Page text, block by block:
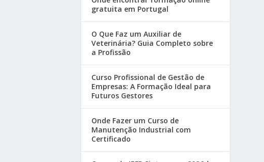
gratuita em Portugal
O Que Faz um Auxiliar de
Veterinária? Guia Completo sobre
a Profissão
Curso Profissional de Gestão de
Empresas: A Formação Ideal para
Futuros Gestores
Onde Fazer um Curso de
Manutenção Industrial com
Certificado